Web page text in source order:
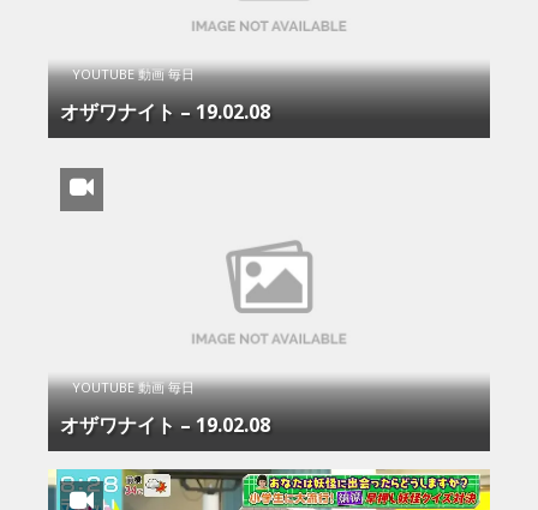
YOUTUBE 動画 毎日
オザワナイト – 19.02.08
YOUTUBE 動画 毎日
オザワナイト – 19.02.08